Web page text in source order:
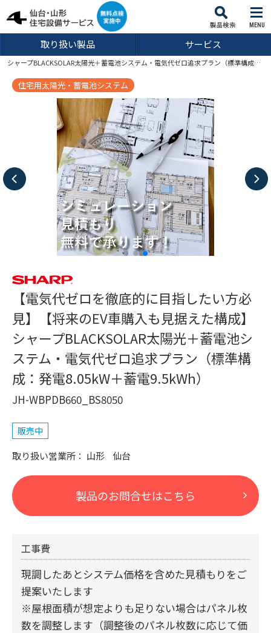
MENU
取り扱い製品 サービス
シャープBLACKSOLAR太陽光＋蓄電池システム・電気代ゼロ追求プラン（標準構成：発電8.05kW＋蓄電9.5kWh）
住宅用太陽光・蓄電池システム
【電気代ゼロを徹底的に目指したい方必
見】【将来のEV車購入も見据えた構成】
シャープBLACKSOLAR太陽光＋蓄電池シ
ステム・電気代ゼロ追求プラン（標準構
成：発電8.05kW＋蓄電9.5kWh）
JH-WBPDB660_BS8050
販売中
山形 仙台
製品のお問合せはこちら
工事費
現調したあとシステム価格を含めた見積もりをご
提案いたします
※屋根面積が想定よりも足りない場合はパネル枚
数を調整します（調整後のパネル枚数に応じて価